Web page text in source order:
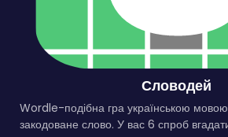
Словодей
Wordle-подібна гра українською
закодоване слово. У вас 6 спроб